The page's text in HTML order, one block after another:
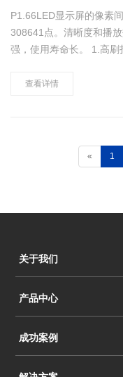
P1.66LED显示屏的像素
308641点。清晰度和播
强，使用寿命长。 1.高刷扫描，1/30扫描。无任何条文感，画面清
示一致性非常好。低亮
查看详情
« 1
关于我们
产品中心
成功案例